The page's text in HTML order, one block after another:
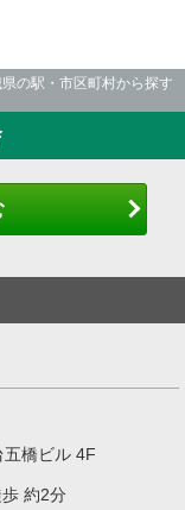
の駅・市区町村から探す
橋ビル 4F
約2分